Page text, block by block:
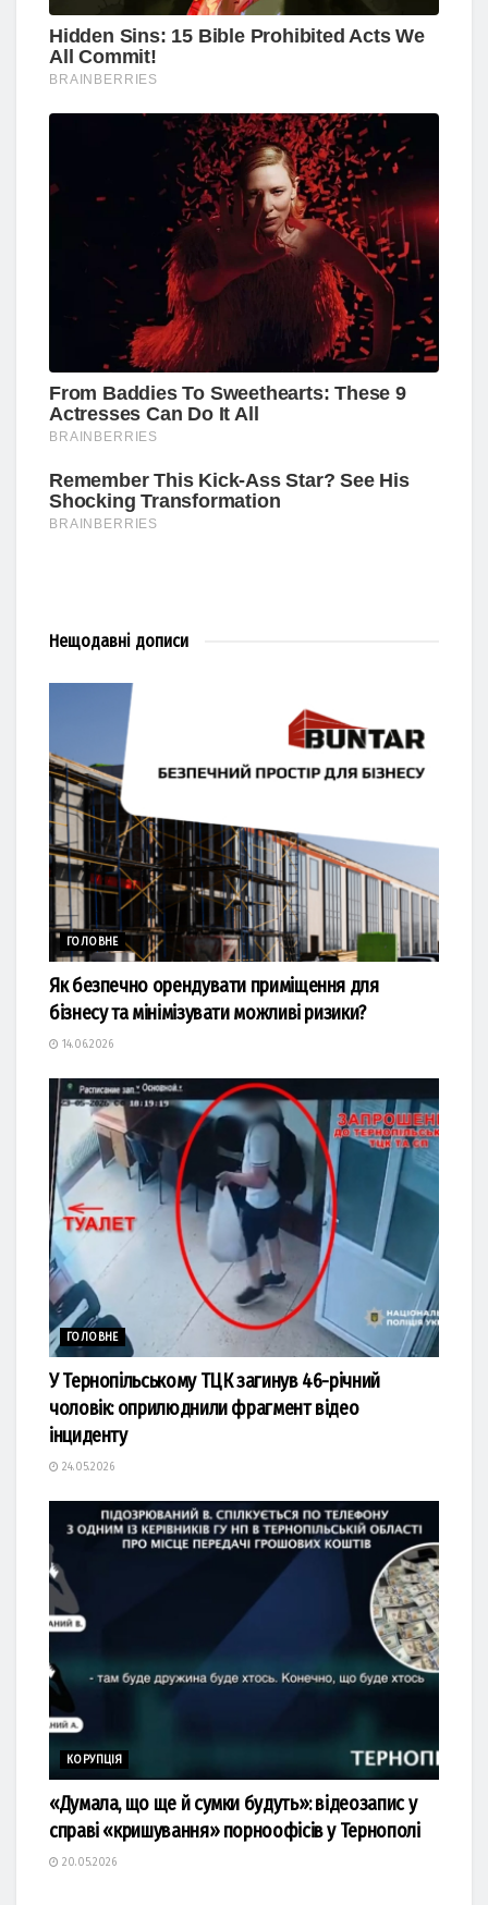
Нещодавні дописи
ГОЛОВНЕ
Як безпечно орендувати приміщення для
бізнесу та мінімізувати можливі ризики?
14.06.2026
ГОЛОВНЕ
У Тернопільському ТЦК загинув 46-річний
чоловік: оприлюднили фрагмент відео
інциденту
24.05.2026
КОРУПЦІЯ
«Думала, що ще й сумки будуть»: відеозапис у
справі «кришування» порноофісів у Тернополі
20.05.2026